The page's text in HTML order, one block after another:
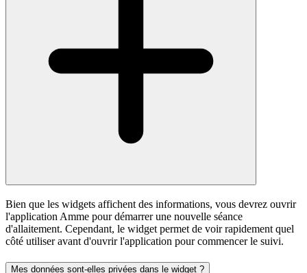
Bien que les widgets affichent des informations, vous devrez ouvrir
l'application Amme pour démarrer une nouvelle séance
d'allaitement. Cependant, le widget permet de voir rapidement quel
côté utiliser avant d'ouvrir l'application pour commencer le suivi.
Mes données sont-elles privées dans le widget ?